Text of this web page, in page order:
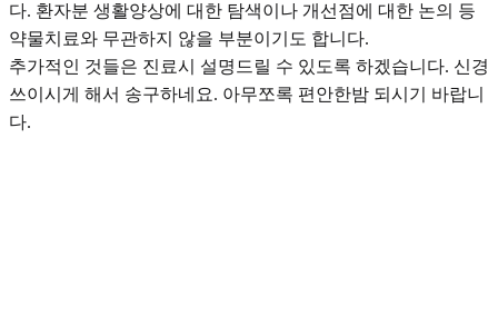
다. 환자분 생활양상에 대한 탐색이나 개선점에 대한 논의 등
약물치료와 무관하지 않을 부분이기도 합니다.
추가적인 것들은 진료시 설명드릴 수 있도록 하겠습니다. 신경
쓰이시게 해서 송구하네요. 아무쪼록 편안한밤 되시기 바랍니
다.